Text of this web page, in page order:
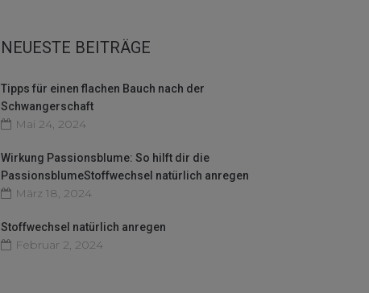
NEUESTE BEITRÄGE
Tipps für einen flachen Bauch nach der
Schwangerschaft
Mai 24, 2024
Wirkung Passionsblume: So hilft dir die
PassionsblumeStoffwechsel natürlich anregen
März 18, 2024
Stoffwechsel natürlich anregen
Februar 2, 2024